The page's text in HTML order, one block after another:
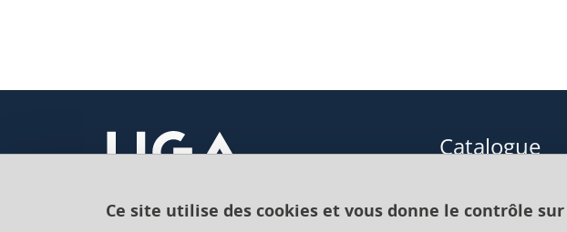
Ce site utilise des cookies et vous donne le contrôle
Catalogue